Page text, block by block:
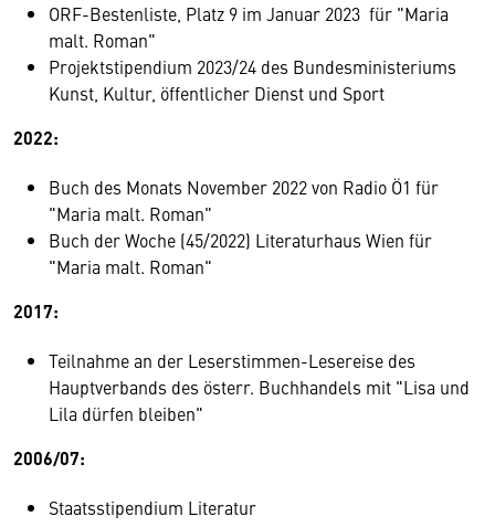
ORF-Bestenliste, Platz 9 im Januar 2023 für "Maria
malt. Roman"
Projektstipendium 2023/24 des Bundesministeriums
Kunst, Kultur, öffentlicher Dienst und Sport
2022:
Buch des Monats November 2022 von Radio Ö1 für
"Maria malt. Roman"
Buch der Woche (45/2022) Literaturhaus Wien für
"Maria malt. Roman"
2017:
Teilnahme an der Leserstimmen-Lesereise des
Hauptverbands des österr. Buchhandels mit "Lisa und
Lila dürfen bleiben"
2006/07:
Staatsstipendium Literatur